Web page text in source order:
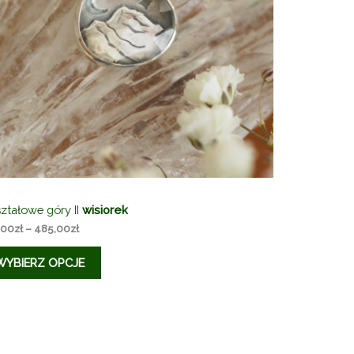
góry II wisiorek
zł – 485,00złZakres
od
395,00zł
do
OPCJE